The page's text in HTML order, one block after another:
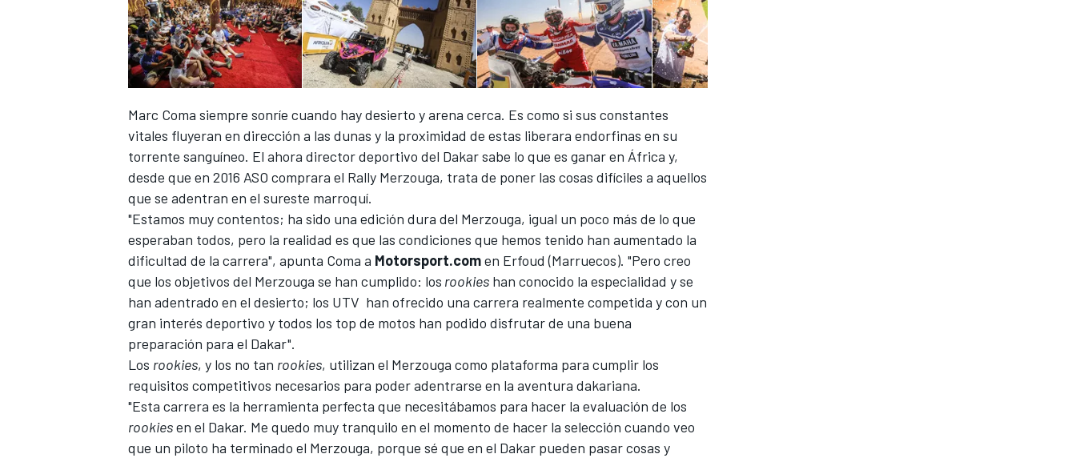
FÓRMULA E
WRC
Marc Coma siempre sonríe cuando hay desierto y arena cerca. Es como si sus constantes
vitales fluyeran en dirección a las dunas y la proximidad de estas liberara endorfinas en su
torrente sanguíneo. El ahora director deportivo del Dakarsabe lo que es ganar en África y,
desde que en 2016 ASO comprara el Rally Merzouga, trata de poner las cosas difíciles a aquellos
que se adentran en el sureste marroquí.
"Estamos muy contentos; ha sido una edición dura del Merzouga, igual un poco más de lo que
esperaban todos, pero la realidad es que las condiciones que hemos tenido han aumentado la
dificultad de la carrera", apunta Coma a Motorsport.comen Erfoud (Marruecos). "Pero creo
que los objetivos del Merzouga se han cumplido: los rookies han conocido la especialidad y se
han adentrado en el desierto; los UTV han ofrecido una carrera realmente competida y con un
gran interés deportivo y todos los top de motos han podido disfrutar de una buena
preparación para el Dakar".
Los rookies, y los no tan rookies, utilizan el Merzouga como plataforma para cumplir los
requisitos competitivos necesarios para poder adentrarse en la aventura dakariana.
"Esta carrera es la herramienta perfecta que necesitábamos para hacer la evaluación de los
rookiesen el Dakar. Me quedo muy tranquilo en el momento de hacer la selección cuando veo
que un piloto ha terminado el Merzouga, porque sé que en el Dakar pueden pasar cosas y